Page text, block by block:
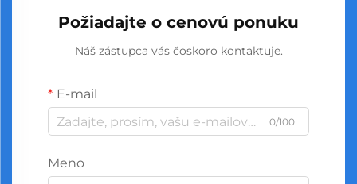
Požiadajte o cenovú ponuku
Náš zástupca vás čoskoro kontaktuje.
E-mail
0/100
Meno